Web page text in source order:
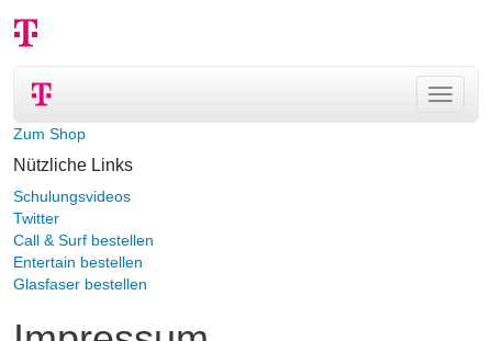
ein-/
Zum Shop
Nützliche Links
Schulungsvideos
Twitter
Call & Surf bestellen
Entertain bestellen
Glasfaser bestellen